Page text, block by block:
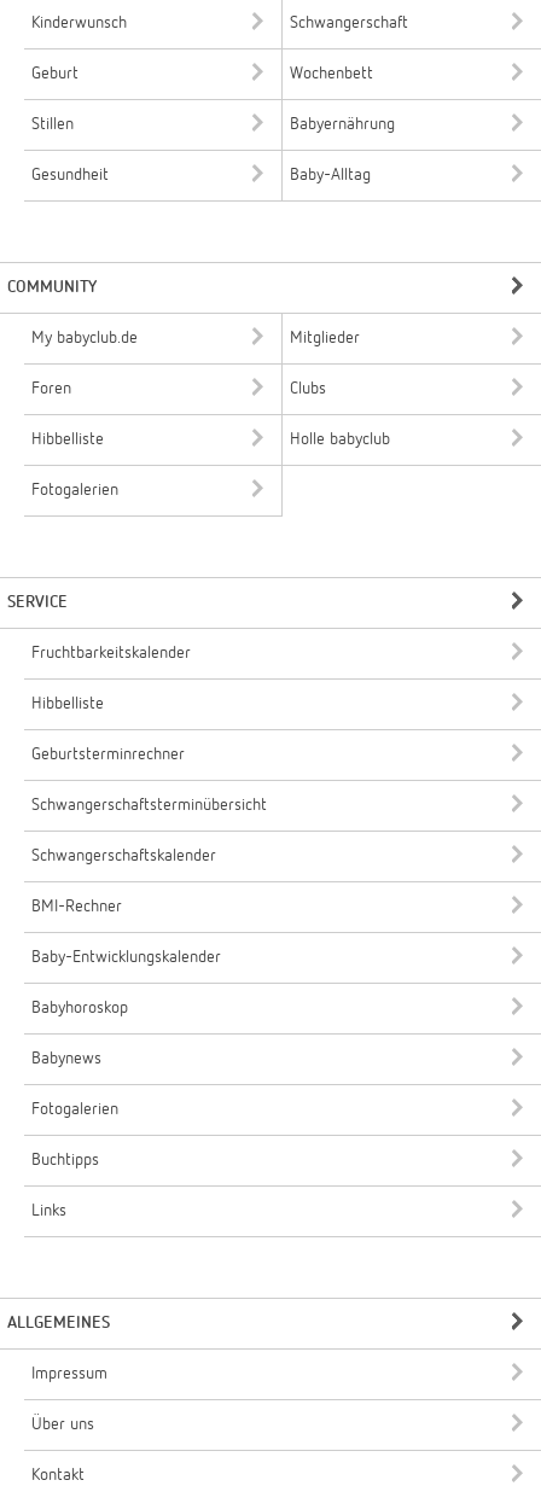
Kinderwunsch Schwangerschaft
Geburt Wochenbett
Stillen Babyernährung
Gesundheit Baby-Alltag
COMMUNITY
My babyclub.de Mitglieder
Foren Clubs
Hibbelliste Holle babyclub
Fotogalerien
SERVICE
Fruchtbarkeitskalender
Hibbelliste
Geburtsterminrechner
Schwangerschaftsterminübersicht
Schwangerschaftskalender
BMI-Rechner
Baby-Entwicklungskalender
Babyhoroskop
Babynews
Fotogalerien
Buchtipps
Links
ALLGEMEINES
Impressum
Über uns
Kontakt